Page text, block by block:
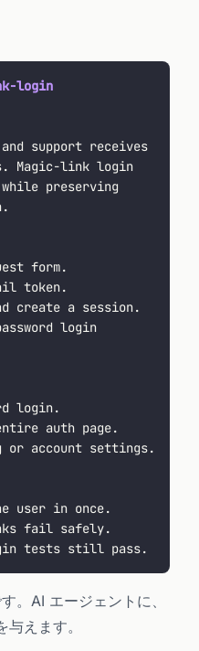
login
support receives
Magic-link login
preserving
form.
token.
create a session.
login
login.
auth page.
or account settings.
user in once.
fail safely.
tests still pass.
。AI エージェントに、
えます。